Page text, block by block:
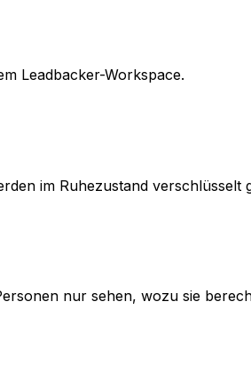
Leadbacker-Workspace.
im Ruhezustand verschlüsselt
nur sehen, wozu sie